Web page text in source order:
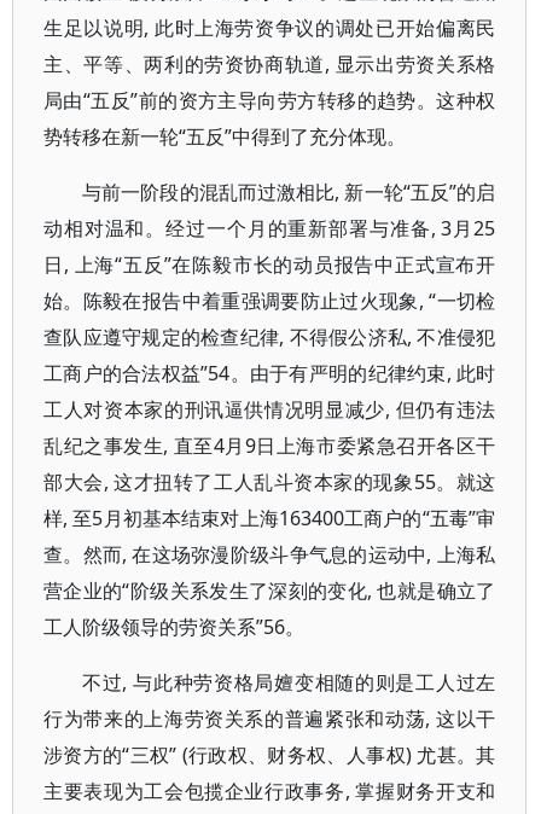
生足以说明, 此时上海劳资争议的调处已开始偏离民
主、平等、两利的劳资协商轨道, 显示出劳资关系格
局由“五反”前的资方主导向劳方转移的趋势。这种权
势转移在新一轮“五反”中得到了充分体现。
与前一阶段的混乱而过激相比, 新一轮“五反”的启
动相对温和。经过一个月的重新部署与准备, 3月25
日, 上海“五反”在陈毅市长的动员报告中正式宣布开
始。陈毅在报告中着重强调要防止过火现象, “一切检
查队应遵守规定的检查纪律, 不得假公济私, 不准侵犯
工商户的合法权益”54。由于有严明的纪律约束, 此时
工人对资本家的刑讯逼供情况明显减少, 但仍有违法
乱纪之事发生, 直至4月9日上海市委紧急召开各区干
部大会, 这才扭转了工人乱斗资本家的现象55。就这
样, 至5月初基本结束对上海163400工商户的“五毒”审
查。然而, 在这场弥漫阶级斗争气息的运动中, 上海私
营企业的“阶级关系发生了深刻的变化, 也就是确立了
工人阶级领导的劳资关系”56。
不过, 与此种劳资格局嬗变相随的则是工人过左
行为带来的上海劳资关系的普遍紧张和动荡, 这以干
涉资方的“三权” (行政权、财务权、人事权) 尤甚。其
主要表现为工会包揽企业行政事务, 掌握财务开支和